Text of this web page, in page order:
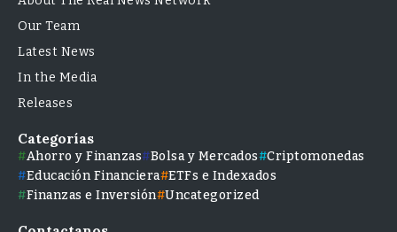
Our Team
Latest News
In the Media
Releases
Categorías
Ahorro y Finanzas Bolsa y Mercados
Criptomonedas
Educación Financiera ETFs e Indexados
Finanzas e Inversión Uncategorized